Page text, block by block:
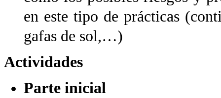
en este tipo de prácticas
gafas de sol,…)
Actividades
Parte inicial